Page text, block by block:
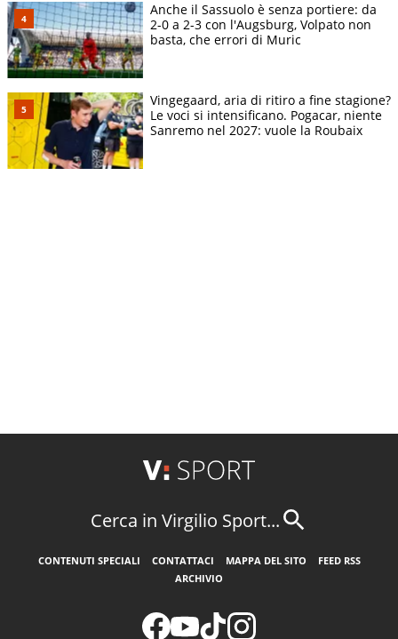
Anche il Sassuolo è senza portiere: da
2-0 a 2-3 con l'Augsburg, Volpato non
basta, che errori di Muric
Vingegaard, aria di ritiro a fine stagione?
Le voci si intensificano. Pogacar, niente
Sanremo nel 2027: vuole la Roubaix
Cerca in Virgilio Sport...
CONTENUTI SPECIALI CONTATTACI MAPPA DEL SITO
FEED RSS
ARCHIVIO